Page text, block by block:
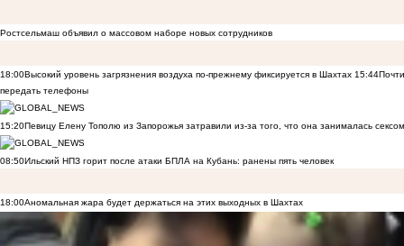
Ростсельмаш объявил о массовом наборе новых сотрудников
18:00Высокий уровень загрязнения воздуха по-прежнему фиксируется в Шахтах 15:44
передать телефоны
15:20Певицу Елену Тополю из Запорожья затравили из-за того, что она занималась
08:50Ильский НПЗ горит после атаки БПЛА на Кубань: ранены пять человек
18:00Аномальная жара будет держаться на этих выходных в Шахтах